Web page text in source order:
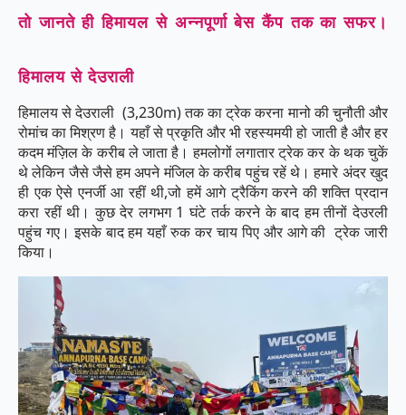
तो जानते ही हिमायल से अन्नपूर्णा बेस कैंप तक का सफर।
हिमालय से देउराली
हिमालय से देउराली (3,230m) तक का ट्रेक करना मानो की चुनौती और
रोमांच का मिश्रण है। यहाँ से प्रकृति और भी रहस्यमयी हो जाती है और हर
कदम मंज़िल के करीब ले जाता है। हमलोगों लगातार ट्रेक कर के थक चुकें
थे लेकिन जैसे जैसे हम अपने मंजिल के करीब पहुंच रहें थे। हमारे अंदर खुद
ही एक ऐसे एनर्जी आ रहीं थी,जो हमें आगे ट्रैकिंग करने की शक्ति प्रदान
करा रहीं थी। कुछ देर लगभग 1 घंटे तर्क करने के बाद हम तीनों देउरली
पहुंच गए। इसके बाद हम यहाँ रुक कर चाय पिए और आगे की ट्रेक जारी
किया।